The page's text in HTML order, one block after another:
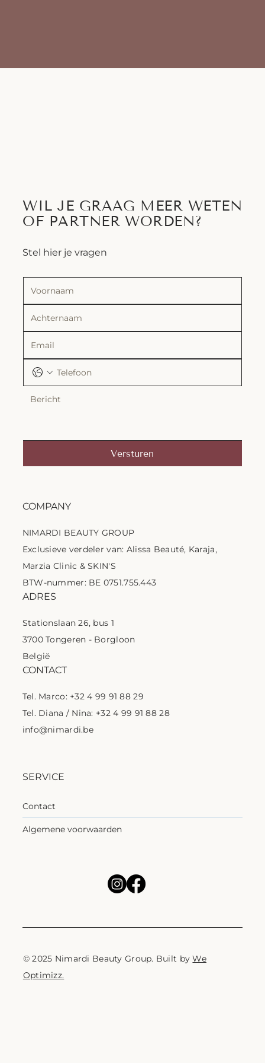
WIL JE GRAAG MEER WETEN
OF PARTNER WORDEN?
Stel hier je vragen
Versturen
© 2025 Nimardi Beauty Group. Built byWe
Optimizz.
SERVICE
Contact
Algemene voorwaarden
COMPANY
NIMARDI BEAUTY GROUP
Exclusieve verdeler van: Alissa Beauté, Karaja,
Marzia Clinic & SKIN'S
BTW-nummer: BE 0751.755.443
ADRES
Stationslaan 26, bus 1
3700 Tongeren - Borgloon
België
CONTACT
Tel. Marco: +32 4 99 91 88 29
Tel. Diana / Nina: +32 4 99 91 88 28
info@nimardi.be